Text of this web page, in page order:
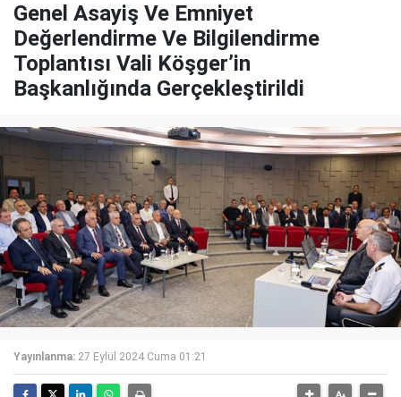
Genel Asayiş Ve Emniyet
Değerlendirme Ve Bilgilendirme
Toplantısı Vali Köşger’in
Başkanlığında Gerçekleştirildi
Yayınlanma: 27 Eylül 2024 Cuma 01:21